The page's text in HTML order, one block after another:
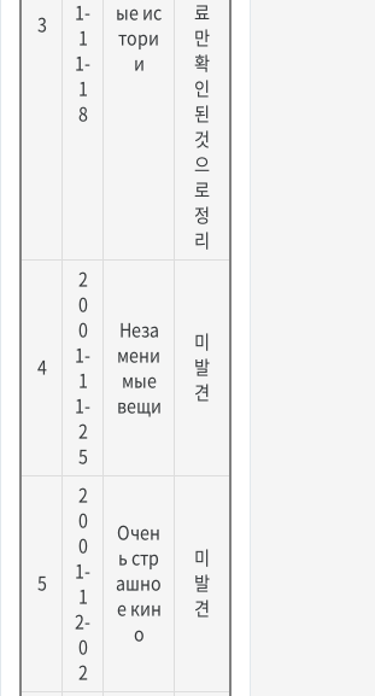
3
1-
1
1-
1
8
ые ис
тори
и
료
만
확
인
된
것
으
로
정
리
4
2
0
0
1-
1
1-
2
5
Неза
мени
мые
вещи
미
발
견
5
2
0
0
1-
1
2-
0
2
Очен
ь стр
ашно
е кин
о
미
발
견